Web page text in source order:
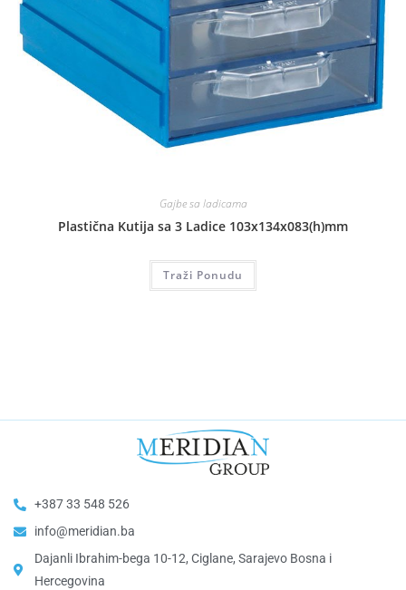
Gajbe sa ladicama
Plastična Kutija sa 3 Ladice 103x134x083(h)mm
Traži Ponudu
+387 33 548 526
info@meridian.ba
Dajanli Ibrahim-bega 10-12, Ciglane, Sarajevo Bosna i
Hercegovina​